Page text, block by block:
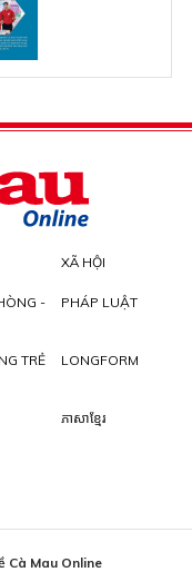
XÃ HỘI
-
PHÁP LUẬT
TRẺ LONGFORM
ភាសាខ្មែរ
Cà Mau Online